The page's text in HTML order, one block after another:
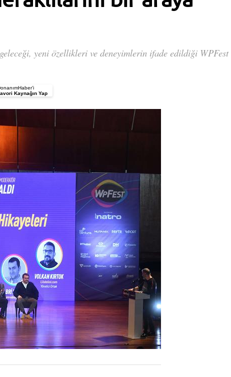
yeni özellikleri ve deneyimlerin ifade edildiği
Kaynağın Yap